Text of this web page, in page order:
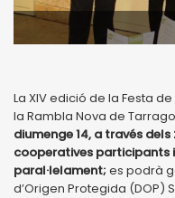
La XIV edició de la Festa
la Rambla Nova de
diumenge 14, a través
cooperatives participants
paral·lelament;es podrà
d’Origen Protegida (DOP)